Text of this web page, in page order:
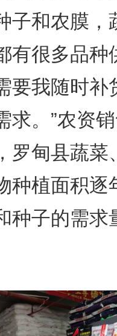
子和农膜，
有很多品种
要我随时补
求。”农资
罗甸县蔬菜
种植面积逐
种子的需求